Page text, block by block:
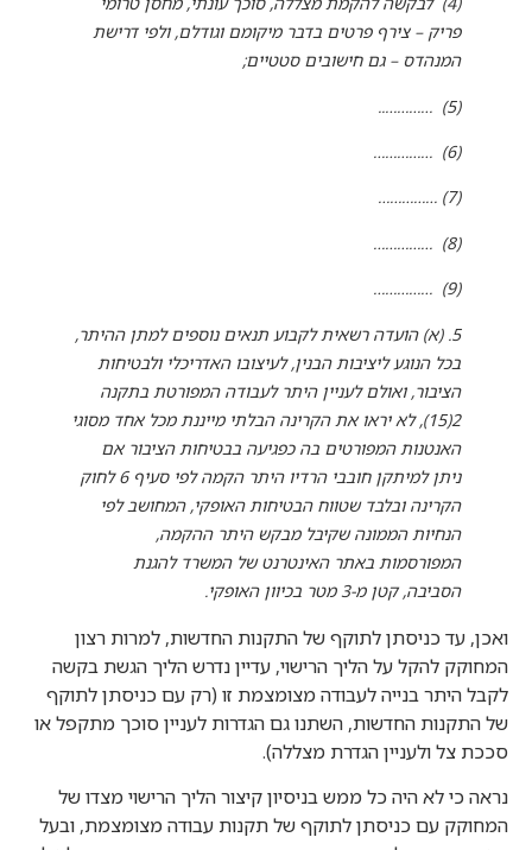
פריק – צירף פרטים בדבר מיקומם וגודלם, ולפי דרישת
המנהדס – גם חישובים סטטיים;
(5) …………..
(6) ……………
(7) ……………
(8) ……………
(9) ……………
5. (א) הועדה רשאית לקבוע תנאים נוספים למתן ההיתר,
בכל הנוגע ליציבות הבנין, לעיצובו האדריכלי ולבטיחות
הציבור, ואולם לעניין היתר לעבודה המפורטת בתקנה
2(15), לא יראו את הקרינה הבלתי מייננת מכל אחד מסוגי
האנטנות המפורטים בה כפגיעה בבטיחות הציבור אם
ניתן למיתקן חובבי הרדיו היתר הקמה לפי סעיף 6 לחוק
הקרינה ובלבד שטווח הבטיחות האופקי, המחושב לפי
הנחיות הממונה שקיבל מבקש היתר ההקמה,
המפורסמות באתר האינטרנט של המשרד להגנת
הסביבה, קטן מ-3 מטר בכיוון האופקי.
ואכן, עד כניסתן לתוקף של התקנות החדשות, למרות רצון
המחוקק להקל על הליך הרישוי, עדיין נדרש הליך הגשת בקשה
לקבל היתר בנייה לעבודה מצומצמת זו (רק עם כניסתן לתוקף
של התקנות החדשות, השתנו גם הגדרות לעניין סוכך מתקפל או
סככת צל ולעניין הגדרת מצללה).
נראה כי לא היה כל ממש בניסיון קיצור הליך הרישוי מצדו של
המחוקק עם כניסתן לתוקף של תקנות עבודה מצומצמת, ובעל